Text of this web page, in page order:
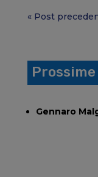
« Post
Gennaro